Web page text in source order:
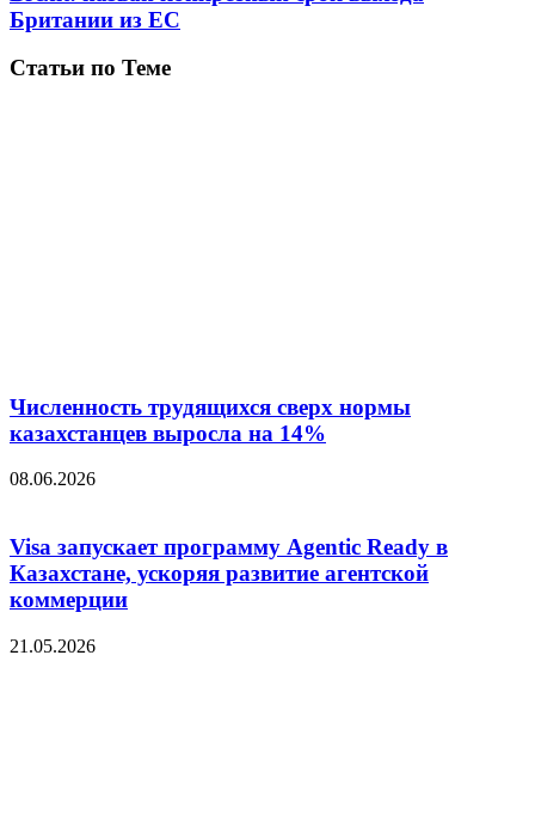
Британии из ЕС
Статьи по Теме
Численность трудящихся сверх нормы
казахстанцев выросла на 14%
08.06.2026
Visa запускает программу Agentic Ready в
Казахстане, ускоряя развитие агентской
коммерции
21.05.2026